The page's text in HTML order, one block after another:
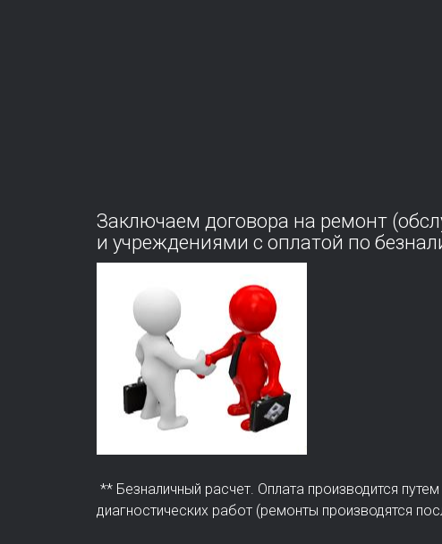
Заключаем договора на ремонт
и учреждениями с оплатой по
** Безналичный расчет. Оплата производится
диагностических работ (ремонты производятся